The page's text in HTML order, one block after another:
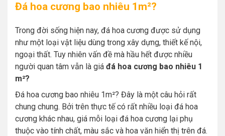
Đá hoa cương bao nhiêu 1m²?
Trong đời sống hiện nay, đá hoa cương được sử dụng
như một loại vật liệu dùng trong xây dựng, thiết kế nội,
ngoại thất. Tuy nhiên vấn đề mà hầu hết được nhiều
người quan tâm vẫn là giá đá hoa cương bao nhiêu 1
m²?
Đá hoa cương bao nhiêu 1m²? Đây là một câu hỏi rất
chung chung. Bởi trên thực tế có rất nhiều loại đá hoa
cương khác nhau, giá mỗi loại đá hoa cương lại phụ
thuộc vào tính chất, màu sắc và hoa văn hiển thị trên đá.